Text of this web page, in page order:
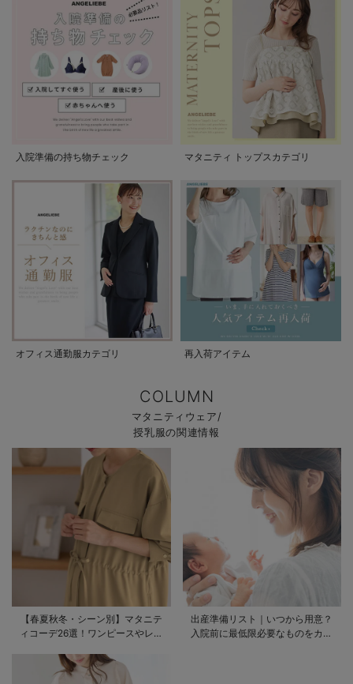
入院準備の持ち物チェック マタニティ トップスカテゴリ
オフィス通勤服カテゴリ 再入荷アイテム
COLUMN
マタニティウェア/
授乳服の関連情報
【春夏秋冬・シーン別】マタニテ
ィコーデ26選！ワンピースやレギ
出産準備リスト｜いつから用意？
入院前に最低限必要なものをカテ